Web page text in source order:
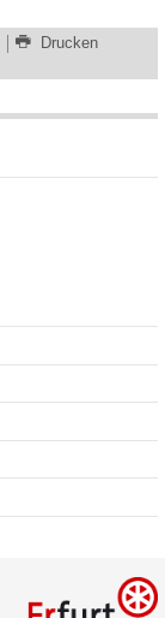
Drucken